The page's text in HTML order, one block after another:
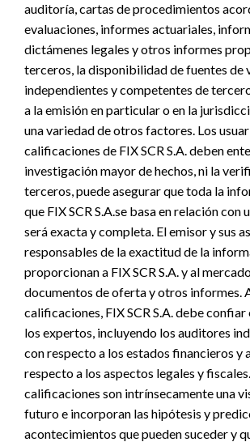
auditoría, cartas de procedimientos
evaluaciones, informes actuariales,
dictámenes legales y otros informes
terceros, la disponibilidad de fuentes de
independientes y competentes de
a la emisión en particular o en la
una variedad de otros factores. Los
calificaciones de FIX SCR S.A. deben
investigación mayor de hechos, ni la
terceros, puede asegurar que toda la
que FIX SCR S.A.se basa en relación con
será exacta y completa. El emisor y sus
responsables de la exactitud de la
proporcionan a FIX SCR S.A. y al
documentos de oferta y otros informes.
calificaciones, FIX SCR S.A. debe confiar
los expertos, incluyendo los auditores
con respecto a los estados financieros y
respecto a los aspectos legales y
calificaciones son intrínsecamente una
futuro e incorporan las hipótesis y
acontecimientos que pueden suceder y